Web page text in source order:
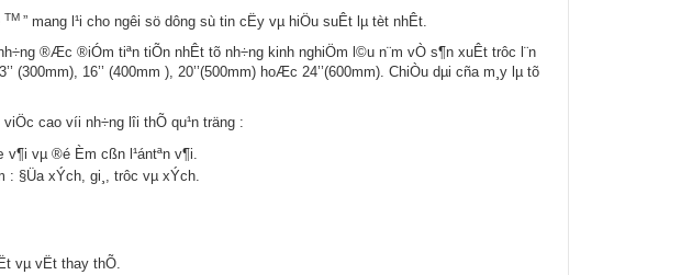
TM ” mang l¹i cho ng­êi sö dông sù tin cËy vµ hiÖu suÊt lµ tèt nhÊt.
®Æc ®iÓm tiªn tiÕn nhÊt tõ nh÷ng kinh nghiÖm l©u n¨m vÒ s¶n xuÊt trôc l¨n
16’’ (400mm ), 20’’(500mm) hoÆc 24’’(600mm). ChiÒu dµi cña m¸y lµ tõ
cao víi nh÷ng lîi thÕ qu¹n träng :
vµ ®é Èm cßn l¹ántªn v¶i.
§Üa xÝch, gi¸, trôc vµ xÝch.
vµ vËt thay thÕ.